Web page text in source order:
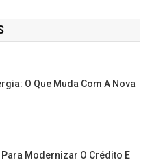
O Que Muda Com A Nova
Modernizar O Crédito E